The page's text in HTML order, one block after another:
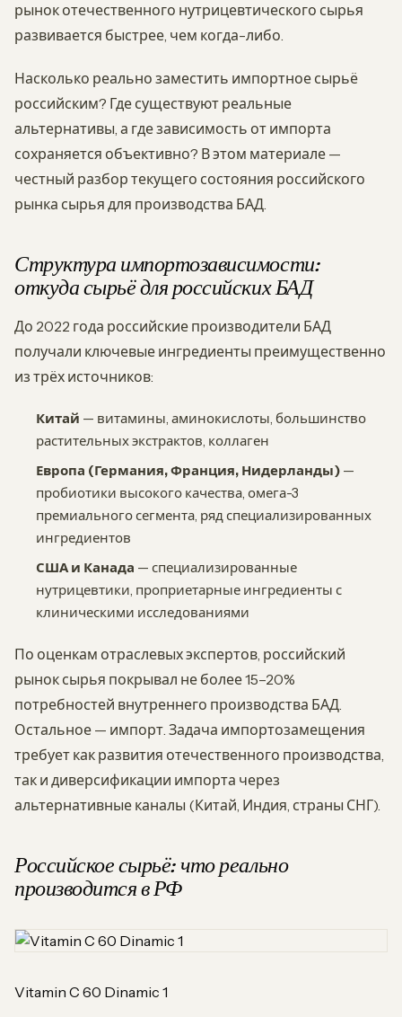
рынок отечественного нутрицевтического сырья
развивается быстрее, чем когда-либо.
Насколько реально заместить импортное сырьё
российским? Где существуют реальные
альтернативы, а где зависимость от импорта
сохраняется объективно? В этом материале —
честный разбор текущего состояния российского
рынка сырья для производства БАД.
Структура импортозависимости:
откуда сырьё для российских БАД
До 2022 года российские производители БАД
получали ключевые ингредиенты преимущественно
из трёх источников:
Китай — витамины, аминокислоты, большинство
растительных экстрактов, коллаген
Европа (Германия, Франция, Нидерланды) —
пробиотики высокого качества, омега-3
премиального сегмента, ряд специализированных
ингредиентов
США и Канада — специализированные
нутрицевтики, проприетарные ингредиенты с
клиническими исследованиями
По оценкам отраслевых экспертов, российский
рынок сырья покрывал не более 15–20%
потребностей внутреннего производства БАД.
Остальное — импорт. Задача импортозамещения
требует как развития отечественного производства,
так и диверсификации импорта через
альтернативные каналы (Китай, Индия, страны СНГ).
Российское сырьё: что реально
производится в РФ
Vitamin C 60 Dinamic 1